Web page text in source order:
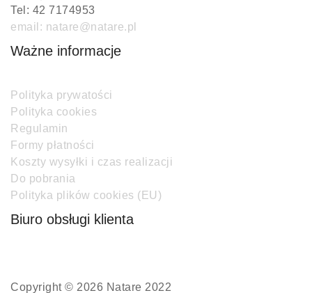
Tel: 42 7174953
email: natare@natare.pl
Ważne informacje
Polityka prywatości
Polityka cookies
Regulamin
Formy płatności
Koszty wysyłki i czas realizacji
Do pobrania
Polityka plików cookies (EU)
Biuro obsługi klienta
Copyright © 2026 Natare 2022